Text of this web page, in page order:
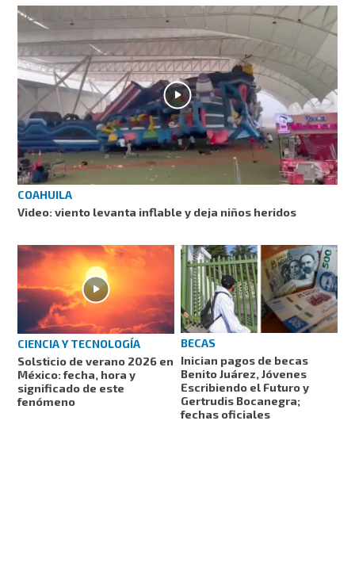
COAHUILA
Video: viento levanta inflable y deja niños heridos
CIENCIA Y TECNOLOGÍA
Solsticio de verano 2026 en
México: fecha, hora y
significado de este
fenómeno
BECAS
Inician pagos de becas
Benito Juárez, Jóvenes
Escribiendo el Futuro y
Gertrudis Bocanegra;
fechas oficiales